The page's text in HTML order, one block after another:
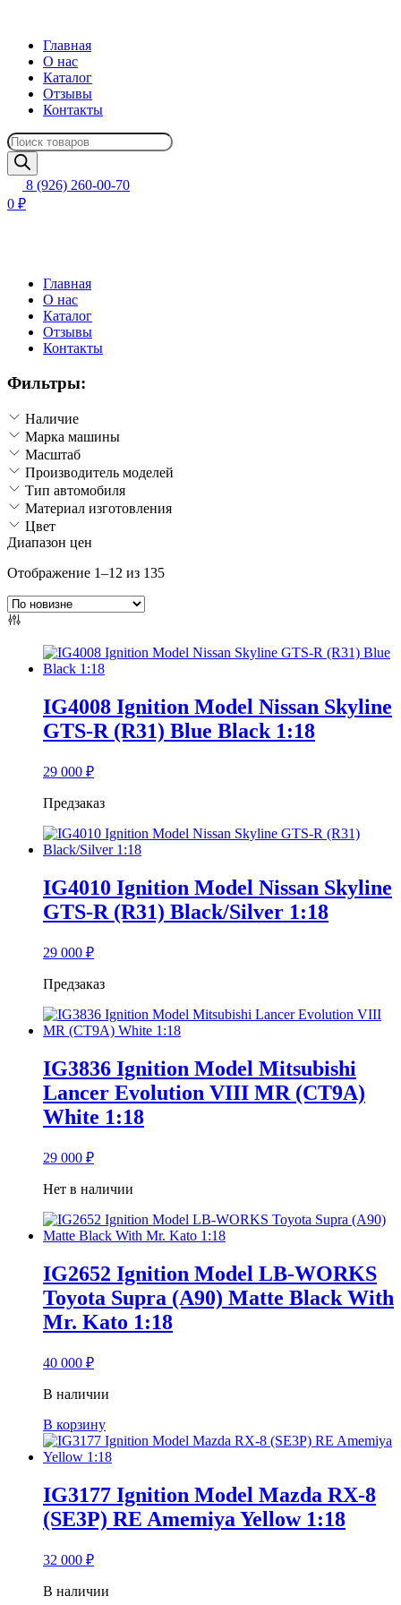
Главная
О нас
Каталог
Отзывы
Контакты
Поиск
товаров
8 (926) 260-00-70
0 ₽
Главная
О нас
Каталог
Отзывы
Контакты
Фильтры:
Наличие
Марка машины
Масштаб
Производитель моделей
Тип автомобиля
Материал изготовления
Цвет
Диапазон цен
Отображение 1–12 из 135Сортировка:
IG4008 Ignition Model Nissan Skyline
GTS-R (R31) Blue Black 1:18
29 000 ₽
Предзаказ
IG4010 Ignition Model Nissan Skyline
GTS-R (R31) Black/Silver 1:18
29 000 ₽
Предзаказ
IG3836 Ignition Model Mitsubishi
Lancer Evolution VIII MR (CT9A)
White 1:18
29 000 ₽
Нет в наличии
IG2652 Ignition Model LB-WORKS
Toyota Supra (A90) Matte Black With
Mr. Kato 1:18
40 000 ₽
В наличии
В корзину
IG3177 Ignition Model Mazda RX-8
(SE3P) RE Amemiya Yellow 1:18
32 000 ₽
В наличии